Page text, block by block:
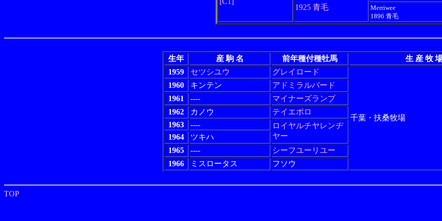
1925 青毛
Merriwee
1896 青毛
生年 産 駒 名 前年種付種牡馬
生 産 牧
1959
セツシユウ グレイロード
千葉・扶桑牧場
1960 キンテン
アドミラルバード
1961
----
マイナーズランプ
1962
カノウ
テイエポロ
1963
----
ロイヤルチヤレンヂ
ヤー
1964
ツキハ
1965
----
シーフユーリユー
1966
ミスロータス フソウ
TOP